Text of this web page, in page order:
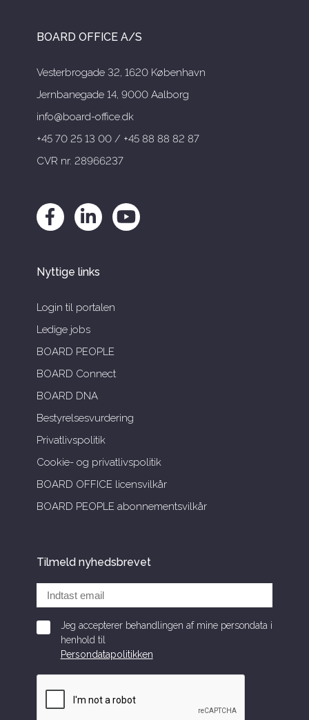
BOARD OFFICE A/S
Vesterbrogade 32, 1620 København
Jernbanegade 14, 9000 Aalborg
info@board-office.dk
+45 70 25 13 00 / +45 88 88 82 87
CVR nr. 28966237
Nyttige links
Login til portalen
Ledige jobs
BOARD PEOPLE
BOARD Connect
BOARD DNA
Bestyrelsesvurdering
Privatlivspolitik
Cookie- og privatlivspolitik
BOARD OFFICE licensvilkår
BOARD PEOPLE abonnementsvilkår
Tilmeld nyhedsbrevet
Jeg accepterer behandlingen af mine persondata i
henhold til
Persondatapolitikken